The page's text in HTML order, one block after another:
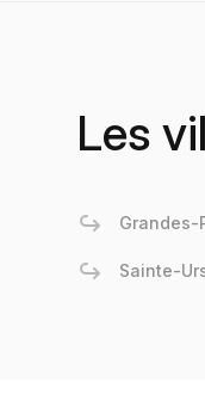
Les
Grandes-
Sainte-